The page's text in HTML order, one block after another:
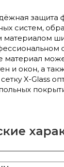
защита
систем,
материал
и окон, а
X-Glass